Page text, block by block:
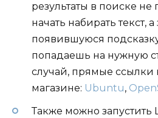
результаты в поиске не
начать набирать текст,
появившуюся
попадаешь на нужную
случай, прямые ссылки
магазине: Ubuntu,
Также можно